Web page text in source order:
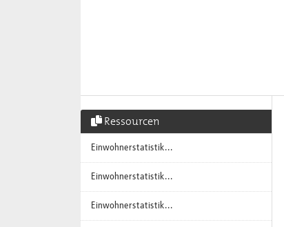
Ressourcen
Einwohnerstatistik...
Einwohnerstatistik...
Einwohnerstatistik...